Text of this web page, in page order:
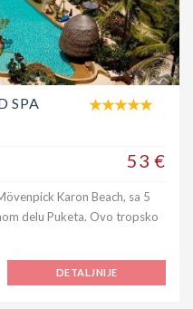
SPA
53 €
Karon Beach, sa 5
delu Puketa. Ovo tropsko
DETALJNIJE